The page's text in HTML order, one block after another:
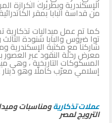
الإسكندرية وبطريرك الكرازة
من قداسة البابا بمقر
كما تم عمل ميداليات تذكارية
توا ضروس والبابا شنودة
شاركنا مع مكتبة
معرض رحلة النقود عبر
المسكوكات التاريخية ، وهي
إسلامي معرّب كاملًا وهو دينار
عملات تذكاريةومناسبات
الترويج لمصر